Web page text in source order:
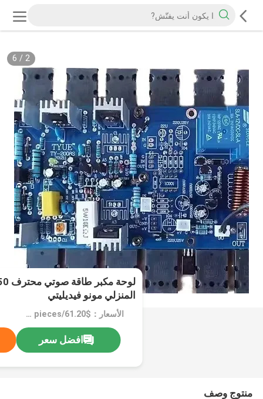
2
/
6
المنزلي مونو فيديليتي
الأسعار：$61.20/pieces 1-49 pieces
افضل سعر
منتوج وصف